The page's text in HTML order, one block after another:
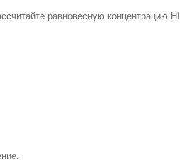
равновесную концентрацию HI,